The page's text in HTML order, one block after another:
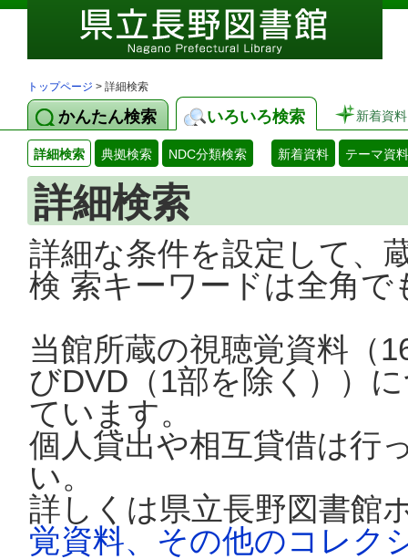
トップページ > 詳細検索
かんたん検索 いろいろ検索 新着資料
詳細検索 典拠検索 NDC分類検索 新着資料 テーマ資料
詳細検索
詳細な条件を設定して、
検 索キーワードは全角
当館所蔵の視聴覚資料（
びDVD（1部を除く））
ています。
個人貸出や相互貸借は行
い。
詳しくは県立長野図書館
覚資料、その他のコレク